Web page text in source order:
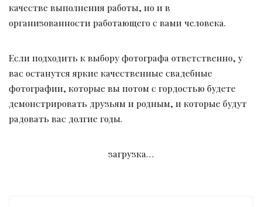
качестве выполнения работы, но и в
организованности работающего с вами человека.
Если подходить к выбору фотографа ответственно, у
вас останутся яркие качественные свадебные
фотографии, которые вы потом с гордостью будете
демонстрировать друзьям и родным, и которые будут
радовать вас долгие годы.
загрузка…